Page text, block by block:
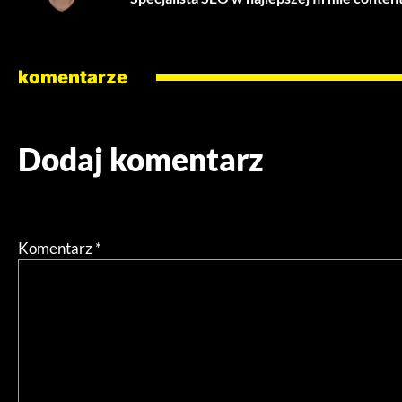
komentarze
Dodaj komentarz
Komentarz*